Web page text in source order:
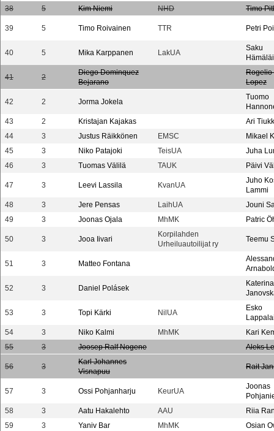
38 5 Kim Niemi NHD Timo
39 5 Timo Roivainen TTR Petri
40 5 Mika Karppanen LakUA
Saku
41 2
Diego Dominquez
Bejarano
Rogelio
Lopez
42 2 Jorma Jokela
Tuomo
43
2 Kristajan Kajakas
Ari
44
3 Justus Räikkönen EMSC
Mikael
45
3 Niko Patajoki TeisUA
Juha
46
3 Tuomas Välilä TAUK Päivi
47 3 Leevi Lassila KvanUA
Juho
Lammi
48
3 Jere Pensas LaihUA
Jouni
49
3 Joonas Ojala MhMK Patric
50 3 Jooa Iivari
Korpilahden
Urheiluautoilijat ry
Teemu
51 3 Matteo Fontana
52 3 Daniel Polásek
Katerina
53 3 Topi Kärki NilUA
Esko
54
3 Niko Kalmi MhMK
Kari
55
3 Joosep Ralf Nogene Aleks
56 3
Karl Johannes
Visnapuu
Rait
57 3 Ossi Pohjanharju KeurUA
Joonas
58
3 Aatu Hakalehto AAU
Riia
59
3 Yaniv Bar MhMK
Osian